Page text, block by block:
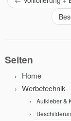
Seiten
Home
Werbetechnik
Aufkleber &